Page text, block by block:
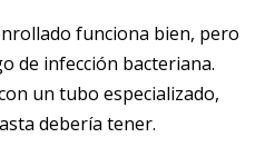
funciona bien, pero
de infección bacteriana.
un tubo especializado,
debería tener.